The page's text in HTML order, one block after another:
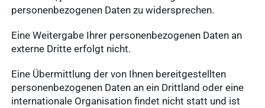
personenbezogenen Daten zu widersprechen.
Eine Weitergabe Ihrer personenbezogenen Daten an
externe Dritte erfolgt nicht.
Eine Übermittlung der von Ihnen bereitgestellten
personenbezogenen Daten an ein Drittland oder eine
internationale Organisation findet nicht statt und ist